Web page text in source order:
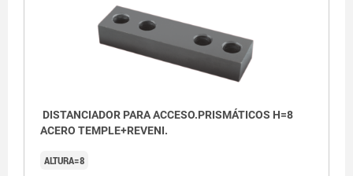
DISTANCIADOR PARA ACCESO.PRISMÁTICOS H=8
ACERO TEMPLE+REVENI.
ALTURA=8